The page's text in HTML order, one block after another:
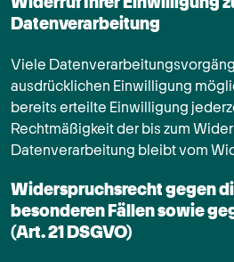
Datenverarbeitung
Viele
ausdrücklichen Einwilligung
bereits erteilte Einwilligung
Rechtmäßigkeit der bis zum
Datenverarbeitung bleibt vom
Widerspruchsrecht gegen
besonderen Fällen sowie
(Art. 21 DSGVO)